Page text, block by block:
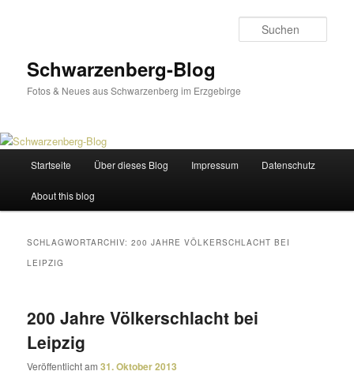
Schwarzenberg-Blog
Fotos & Neues aus Schwarzenberg im Erzgebirge
Startseite Über dieses Blog Impressum Datenschutz
About this blog
SCHLAGWORTARCHIV:200 JAHRE VÖLKERSCHLACHT BEI
LEIPZIG
200 Jahre Völkerschlacht bei
Leipzig
Veröffentlicht am31. Oktober 2013